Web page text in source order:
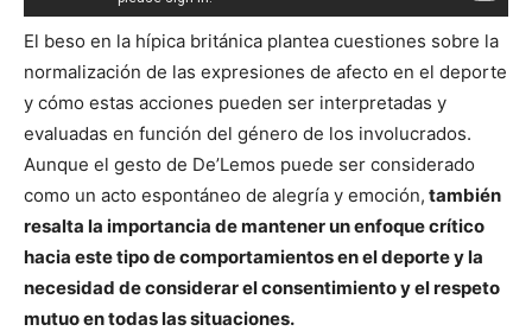
El beso en la hípica británica plantea cuestiones sobre la
normalización de las expresiones de afecto en el deporte
y cómo estas acciones pueden ser interpretadas y
evaluadas en función del género de los involucrados.
Aunque el gesto de De’Lemos puede ser considerado
como un acto espontáneo de alegría y emoción, también
resalta la importancia de mantener un enfoque crítico
hacia este tipo de comportamientos en el deporte y la
necesidad de considerar el consentimiento y el respeto
mutuo en todas las situaciones.